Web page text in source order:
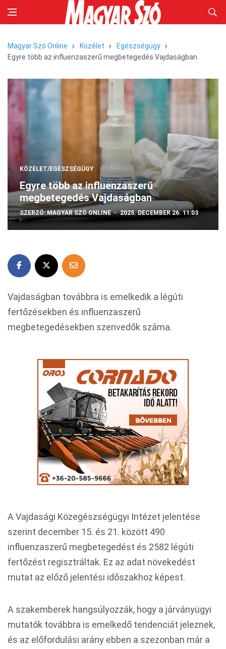
Magyar Szó Online Közélet
Egészségügy
Egyre több az influenzaszerű megbetegedés Vajdaságban
KÖZÉLET/EGÉSZSÉGÜGY
Egyre több az influenzaszerű
megbetegedés Vajdaságban
SZERZŐ:MAGYAR SZÓ ONLINE 2025. DECEMBER 26. 11:03
Vajdaságban továbbra is emelkedik a légúti
fertőzésekben és influenzaszerű
megbetegedésekben szenvedők száma.
A Vajdasági Közegészségügyi Intézet jelentése
szerint december 15. és 21. között 490
influenzaszerű megbetegedést és 2582 légúti
fertőzést regisztráltak. Ez az adat növekedést
mutat az előző jelentési időszakhoz képest.
A szakemberek hangsúlyozzák, hogy a járványügyi
mutatók továbbra is emelkedő tendenciát jeleznek,
és az előfordulási arány ebben a szezonban már a